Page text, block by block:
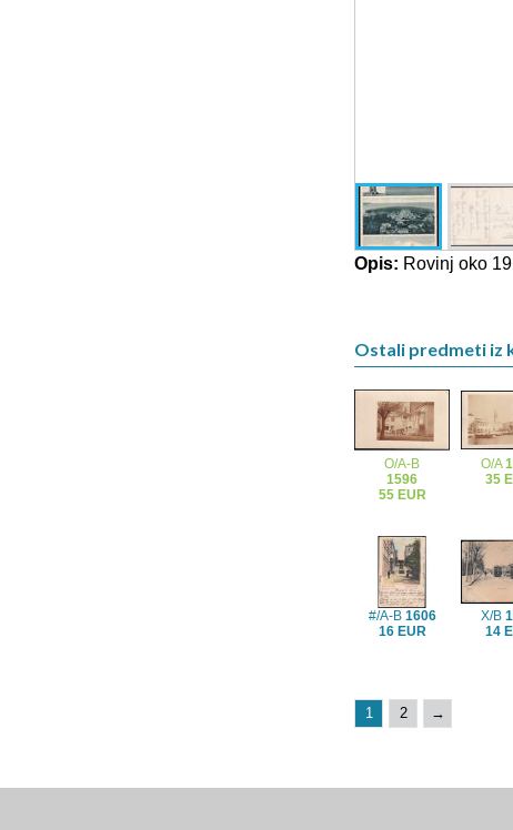
Opis: Rovinj oko
Ostali predmeti iz
O/A-B
1596
55 EUR
O/A
35
#/A-B 1606
16 EUR
X/B
14
1 2 →